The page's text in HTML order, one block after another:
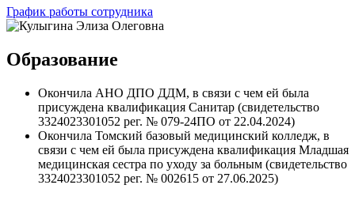
График работы сотрудника
Образование
Окончила АНО ДПО ДДМ, в связи с чем ей была
присуждена квалификация Санитар (свидетельство
3324023301052 рег. № 079-24ПО от 22.04.2024)
Окончила Томский базовый медицинский колледж, в
связи с чем ей была присуждена квалификация Младшая
медицинская сестра по уходу за больным (свидетельство
3324023301052 рег. № 002615 от 27.06.2025)